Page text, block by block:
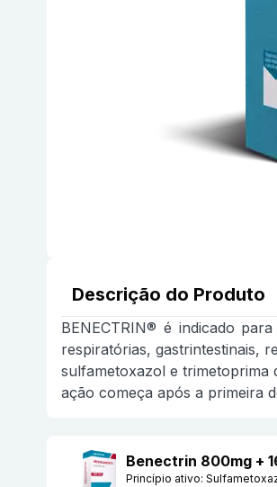
Descrição do Produto
BENECTRIN® é indicado
respiratórias, gastrintestinais,
sulfametoxazol e trimetoprima
ação começa após a primeira
Benectrin 800mg +
Princípio ativo: